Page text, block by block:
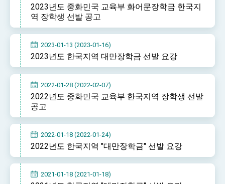
2023년도 중화민국 교육부 화어문장학금 한국지
역 장학생 선발 공고
2023-01-13 (2023-01-16)
2023년도 한국지역 대만장학금 선발 요강
2022-01-28 (2022-02-07)
2022년도 중화민국 교육부 한국지역 장학생 선발
공고
2022-01-18 (2022-01-24)
2022년도 한국지역 "대만장학금" 선발 요강
2021-01-18 (2021-01-18)